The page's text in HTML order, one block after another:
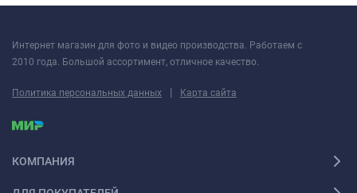
Интернет магазин для фото и видео производства. Работаем с
2010 года. Большой ассортимент, отличное качество.
Политика персональных данных | Карта сайта
КОМПАНИЯ